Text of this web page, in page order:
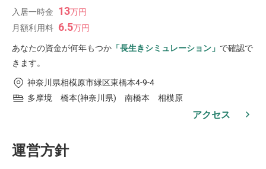
入居一時金 13万円
月額利用料 6.5万円
あなたの資金が何年もつか 「長生きシミュレーション」 で確認で
きます。
神奈川県相模原市緑区東橋本4-9-4
多摩境 橋本(神奈川県) 南橋本 相模原
アクセス
運営方針